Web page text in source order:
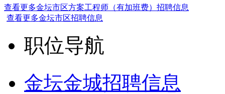
查看更多金坛市区方案工程师（有加班费）招聘信息
查看更多金坛市区招聘信息
职位导航
金坛金城招聘信息